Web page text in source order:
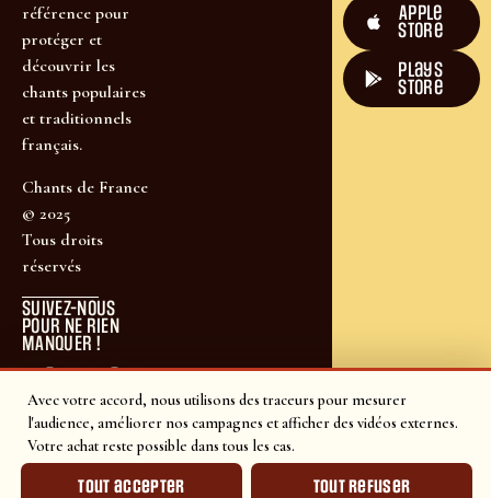
Avec votre accord, nous utilisons des traceurs pour mesurer
l'audience, améliorer nos campagnes et afficher des vidéos externes.
Votre achat reste possible dans tous les cas.
Tout accepter Tout refuser
référence pour
protéger et
découvrir les
chants populaires
et traditionnels
français.
Chants de France
© 2025
Tous droits
réservés
SUIVEZ-NOUS
POUR NE RIEN
MANQUER !
Apple
Store
plays
store